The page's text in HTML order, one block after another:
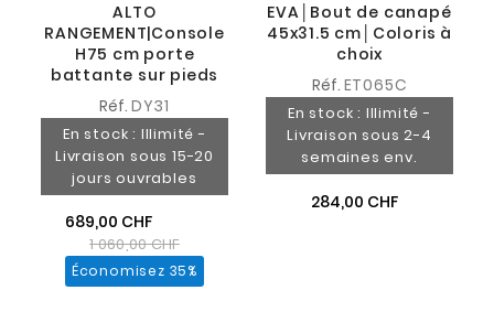
ALTO
RANGEMENT|Console
H75 cm porte
battante sur pieds
Réf. DY31
En stock : Illimité -
Livraison sous 15-20
jours ouvrables
689,00 CHF
1 060,00 CHF
Économisez 35%
EVA│Bout de canapé
45x31.5 cm│Coloris à
choix
Réf. ET065C
En stock : Illimité -
Livraison sous 2-4
semaines env.
284,00 CHF